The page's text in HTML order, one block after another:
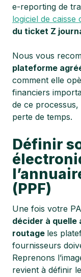
e-reporting de
logiciel de caisse
du ticket Z
Nous vous
plateforme
comment elle
financiers
de ce processus,
perte de temps.
Définir
(PPF)
Une fois votre
décider à quelle
routage les
fournisseurs
Reprenons
revient à définir